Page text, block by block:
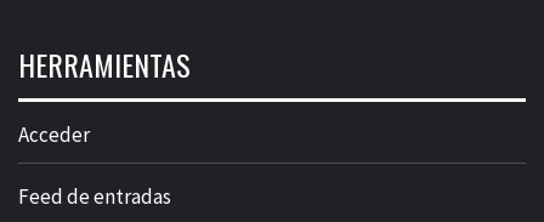
HERRAMIENTAS
Acceder
Feed de entradas